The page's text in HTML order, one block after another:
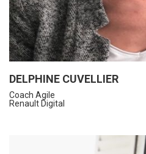
DELPHINE CUVELLIER
Coach Agile
Renault Digital